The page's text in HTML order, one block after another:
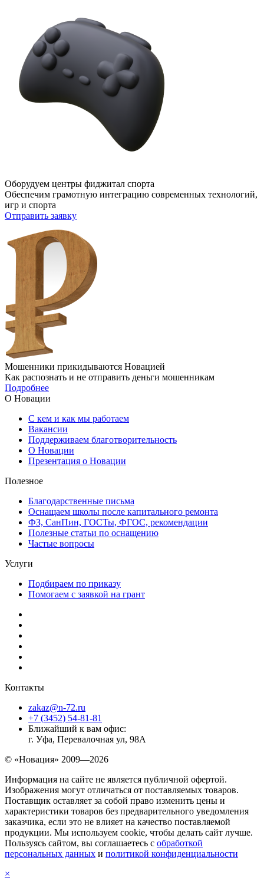
Оборудуем центры фиджитал спорта
Обеспечим грамотную интеграцию современных технологий,
игр и спорта
Отправить заявку
Мошенники прикидываются Новацией
Как распознать и не отправить деньги мошенникам
Подробнее
О Новации
С кем и как мы работаем
Вакансии
Поддерживаем благотворительность
О Новации
Презентация о Новации
Полезное
Благодарственные письма
Оснащаем школы после капитального ремонта
ФЗ, СанПин, ГОСТы, ФГОС, рекомендации
Полезные статьи по оснащению
Частые вопросы
Услуги
Подбираем по приказу
Помогаем с заявкой на грант
Контакты
zakaz@n-72.ru
+7 (3452) 54-81-81
Ближайший к вам офис:
г. Уфа, Перевалочная ул, 98А
© «Новация» 2009—2026
Информация на сайте не является публичной офертой.
Изображения могут отличаться от поставляемых товаров.
Поставщик оставляет за собой право изменить цены и
характеристики товаров без предварительного уведомления
заказчика, если это не влияет на качество поставляемой
продукции. Мы используем cookie, чтобы делать сайт лучше.
Пользуясь сайтом, вы соглашаетесь с обработкой
персональных данных и политикой конфиденциальности
×